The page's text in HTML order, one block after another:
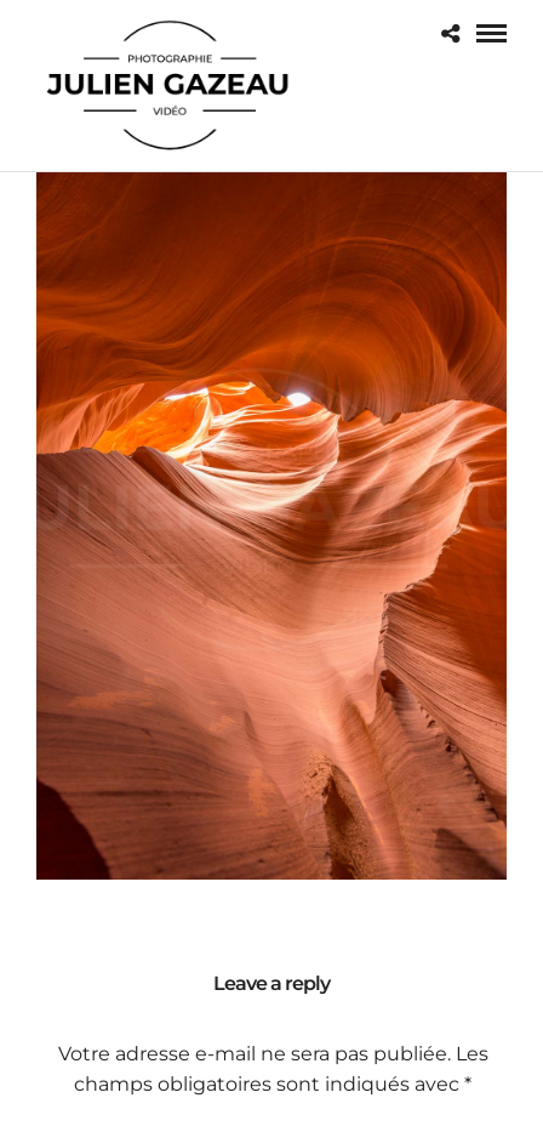
Leave a reply
Votre adresse e-mail ne sera pas publiée. Les
champs obligatoires sont indiqués avec*